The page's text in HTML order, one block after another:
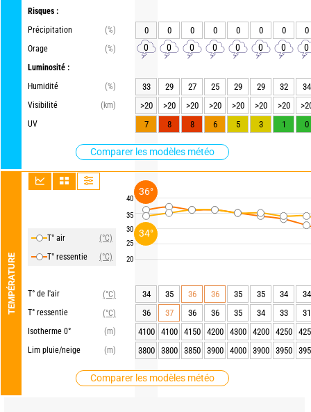
Risques :
Précipitation
(%)
Orage
(%)
Luminosité :
Humidité
(%)
Visibilité
(km)
UV
Comparer les modèles météo
TEMPÉRATURE
T° air
(°C)
T° ressentie
(°C)
T° de l'air
(°C)
T° ressentie
(°C)
Isotherme 0°
(m)
Lim pluie/neige
(m)
Comparer les modèles météo
40
35
30
25
20
0 0 0 0 0 0 0 0
0 0 0 0 0 0 0 0
33 29 27 25 29 29 32
34
>20
>20 >20 >20 >20 >20 >20
7
8 8 6 5 3 1 0
34 35 36 36 35 35 34
34
36
37 36 36 35 34 33
31
4100
4100 4150 4200 4300 4200 4250
3800
3800 3850 3900 4000 3900 3950
34°
36°